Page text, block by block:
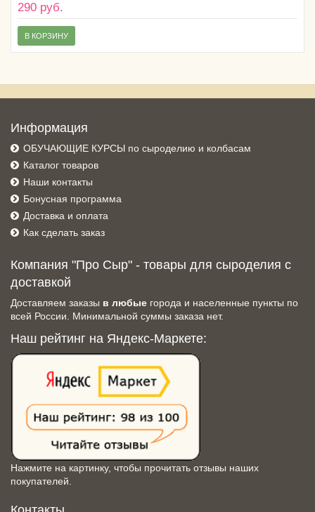
290 руб.
В КОРЗИНУ
Информация
ОБУЧАЮЩИЕ КУРСЫ по сыроделию и колбасам
Каталог товаров
Наши контакты
Бонусная программа
Доставка и оплата
Как сделать заказ
Компания "Про Сыр" - товары для сыроделия с
доставкой
Доставляем заказы в любые города и населенные пункты по
всей России. Минимальной суммы заказа нет.
Наш рейтинг на Яндекс-Маркете:
Нажмите на картинку, чтобы прочитать отзывы наших
покупателей.